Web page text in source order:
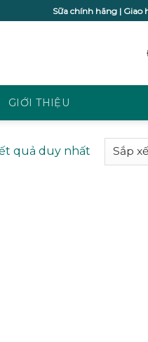
Sữa chính hãng | Giao
GIỚI THIỆU
quả duy nhất